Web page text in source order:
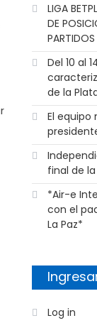
LIGA
DE
Del 10 al
de la
El
final de
*Air-e
con el
La Paz*
Log in